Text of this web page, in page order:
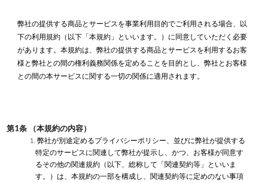
弊社の提供する商品とサービスを事業利用目的でご利用される場合、以
下の利用規約（以下「本規約」といいます。）に同意していただく必要
があります。本規約は、弊社の提供する商品とサービスを利用するお客
様と弊社との間の権利義務関係を定めることを目的とし、弊社とお客様
との間の本サービスに関する一切の関係に適用されます。
第1条 （本規約の内容）
1. 弊社が別途定めるプライバシーポリシー、並びに弊社が提供する
特定のサービスに関連して弊社が提示し、かつ、お客様が同意す
るその他の関連規約（以下、総称して「関連契約等」といいま
す。）は、本規約の一部を構成し、関連契約等に定めのない事項